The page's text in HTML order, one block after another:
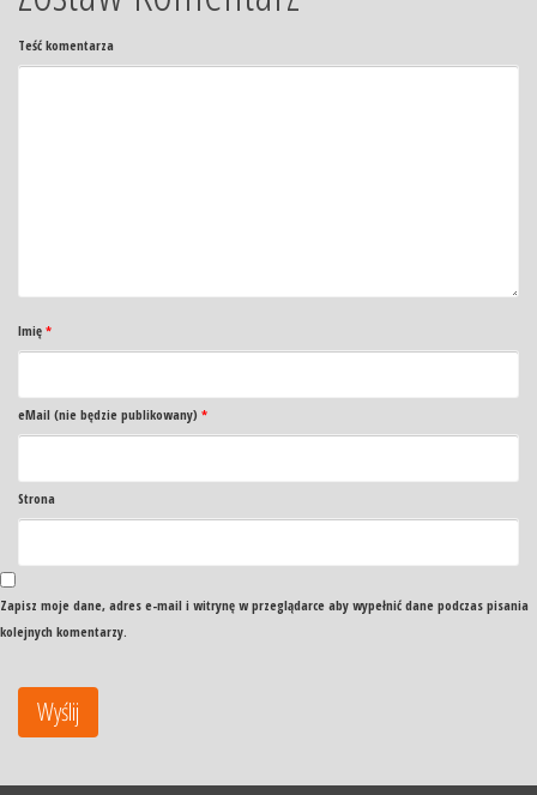
Teść komentarza
Imię *
eMail (nie będzie publikowany) *
Strona
Zapisz moje dane, adres e-mail i witrynę w przeglądarce aby wypełnić dane podczas pisania
kolejnych komentarzy.